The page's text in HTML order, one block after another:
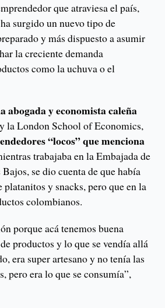
que atraviesa el país,
surgido un nuevo tipo de
y más dispuesto a asumir
la creciente demanda
como la uchuva o el
abogada y economista caleña
la London School of Economics,
“locos” que menciona
trabajaba en la Embajada de
se dio cuenta de que había
platanitos y snacks, pero que en la
colombianos.
porque acá tenemos buena
productos y lo que se vendía allá
era super artesano y no tenía las
pero era lo que se consumía”,